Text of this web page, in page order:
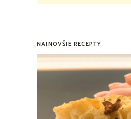
NAJNOVŠIE RECEPTY